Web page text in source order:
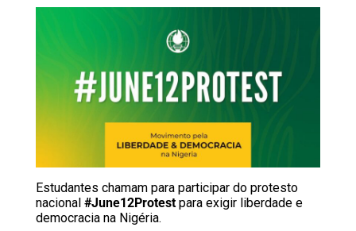
Estudantes chamam para participar do protesto
nacional #June12Protestpara exigir liberdade e
democracia na Nigéria.